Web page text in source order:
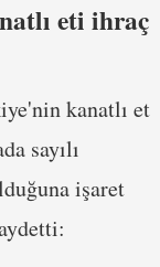
eti ihraç
kanatlı et
sayılı
işaret